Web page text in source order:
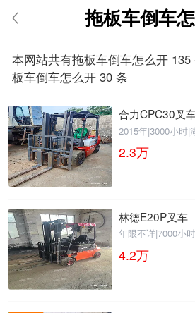
拖板车倒车
本网站共有拖板车倒车怎么开
板车倒车怎么开 30 条
合力CPC30叉
2015年|3000小时|
2.3万
林德E20P叉车
年限不详|7000小时
4.2万
请输入手机号
获
取
验
证
码
请输入手机号
提
交
即
表
示
您
意
《隐
私
政
策》